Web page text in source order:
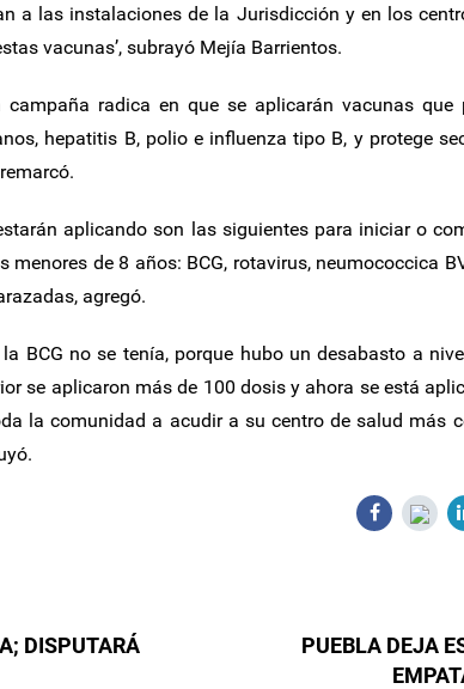
a las instalaciones de la Jurisdicción y en los
vacunas’, subrayó Mejía Barrientos.
radica en que se aplicarán vacunas que
hepatitis B, polio e influenza tipo B, y protege
aplicando son las siguientes para iniciar o
de 8 años: BCG, rotavirus, neumococcica
agregó.
la BCG no se tenía, porque hubo un desabasto a
se aplicaron más de 100 dosis y ahora se está
la comunidad a acudir a su centro de salud más
DISPUTARÁ
PUEBLA DEJA